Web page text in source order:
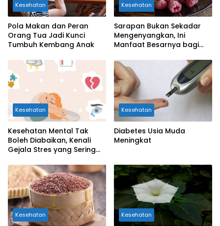
Kesehatan
Pola Makan dan Peran
Orang Tua Jadi Kunci
Tumbuh Kembang Anak
Kesehatan
Sarapan Bukan Sekadar
Mengenyangkan, Ini
Manfaat Besarnya bagi
Kesehatan
Kesehatan Mental Tak
Boleh Diabaikan, Kenali
Gejala Stres yang Sering
Kesehatan
Diabetes Usia Muda
Meningkat
Kesehatan Kesehatan